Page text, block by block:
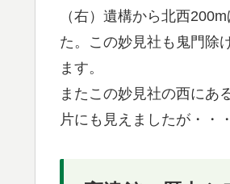
（右）遺構から北西
た。この妙見社も鬼門除
ます。
またこの妙見社の西にあ
片にも見えましたが・・・